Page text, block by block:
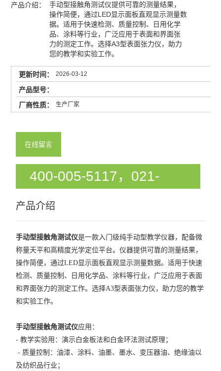
查看全部 >>
产品介绍：
手动型接触角测试仪提供可靠的测量结果，
操作简便，通过LED显示面板直观显示测量数
据。适用于快速检测、质量控制、日用化学
品、涂料等行业，广泛应用于表面和界面张
力的测定工作。选择A3型表面张力仪，助力
您的教学和实验工作。
更新时间： 2026-03-12
产品型号：
厂商性质： 生产厂家
在线留言
400-005-5117，021-
51872175
产品介绍
手动型接触角测试仪是一款入门级纯手动型教学仪器，配备微
称量天平和高精度光学定位平台。仪器提供可靠的测量结果，
操作简便，通过LED显示面板直观显示测量数据。适用于快速
检测、质量控制、日用化学品、涂料等行业，广泛应用于表面
和界面张力的测定工作。选择A3型表面张力仪，助力您的教学
和实验工作。
手动型接触角测试仪应用：
- 教学实验用：演示白金板法和白金环法测试原理；
- 质量控制：油漆、涂料、油墨、墨水、变压器油、绝缘油以
及纺织品行业；